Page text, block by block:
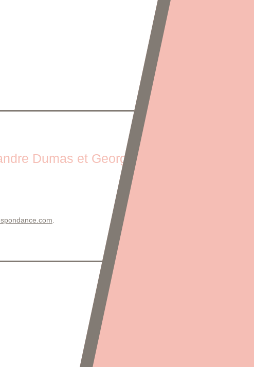
Dumas et George Sand